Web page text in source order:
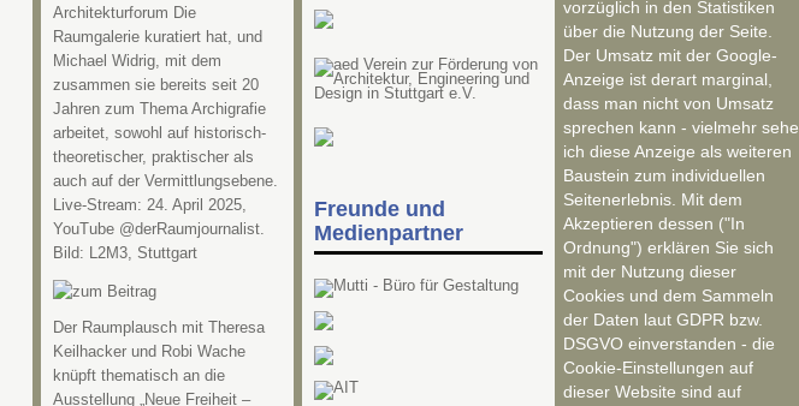
Architekturforum Die
Raumgalerie kuratiert hat, und
Michael Widrig, mit dem
zusammen sie bereits seit 20
Jahren zum Thema Archigrafie
arbeitet, sowohl auf historisch-
theoretischer, praktischer als
auch auf der Vermittlungsebene.
Live-Stream: 24. April 2025,
YouTube @derRaumjournalist.
Bild: L2M3, Stuttgart
Der Raumplausch mit Theresa
Keilhacker und Robi Wache
knüpft thematisch an die
Ausstellung „Neue Freiheit –
Freunde und
Medienpartner
vorzüglich in den Statistiken
über die Nutzung der Seite.
Der Umsatz mit der Google-
Anzeige ist derart marginal,
dass man nicht von Umsatz
sprechen kann - vielmehr sehe
ich diese Anzeige als weiteren
Baustein zum individuellen
Seitenerlebnis. Mit dem
Akzeptieren dessen ("In
Ordnung") erklären Sie sich
mit der Nutzung dieser
Cookies und dem Sammeln
der Daten laut GDPR bzw.
DSGVO einverstanden - die
Cookie-Einstellungen auf
dieser Website sind auf